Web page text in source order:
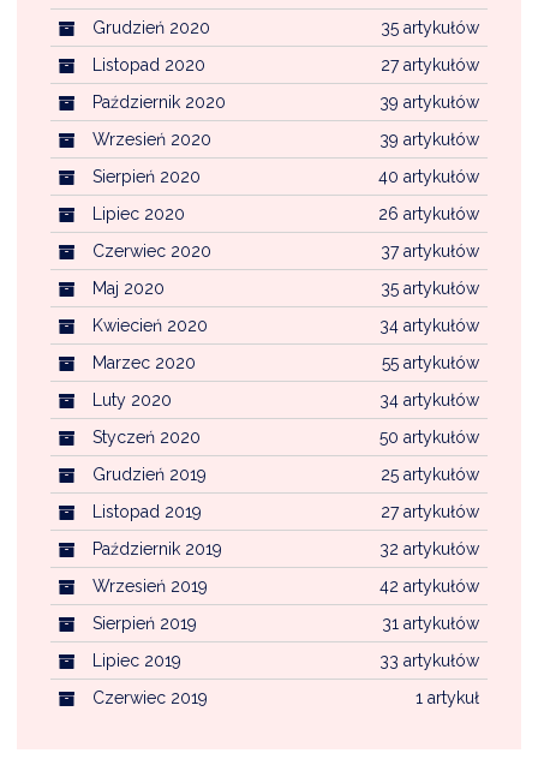
35 artykułów
Grudzień 2020
27 artykułów
Listopad 2020
39 artykułów
Październik 2020
39 artykułów
Wrzesień 2020
40 artykułów
Sierpień 2020
26 artykułów
Lipiec 2020
37 artykułów
Czerwiec 2020
35 artykułów
Maj 2020
34 artykułów
Kwiecień 2020
55 artykułów
Marzec 2020
34 artykułów
Luty 2020
50 artykułów
Styczeń 2020
25 artykułów
Grudzień 2019
27 artykułów
Listopad 2019
32 artykułów
Październik 2019
42 artykułów
Wrzesień 2019
31 artykułów
Sierpień 2019
33 artykułów
Lipiec 2019
1 artykuł
Czerwiec 2019